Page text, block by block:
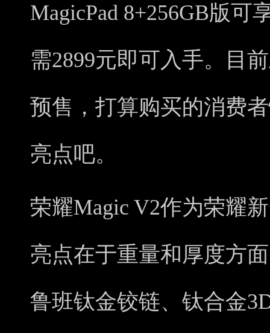
MagicPad 8+256GB版可
需2899元即可入手。目
预售，打算购买的消费
亮点吧。
荣耀Magic V2作为荣耀
亮点在于重量和厚度方
鲁班钛金铰链、钛合金